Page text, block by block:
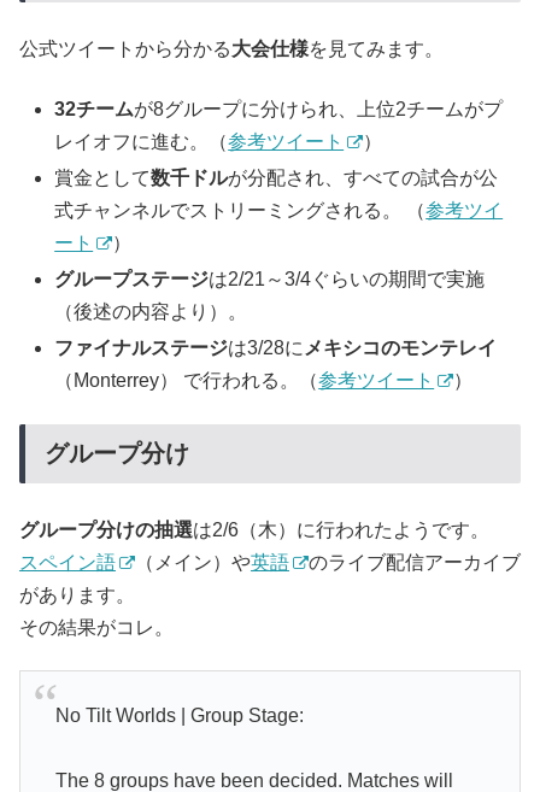
公式ツイートから分かる大会仕様を見てみます。
32チームが8グループに分けられ、上位2チームがプ
レイオフに進む。（参考ツイート
）
賞金として数千ドルが分配され、すべての試合が公
式チャンネルでストリーミングされる。 （参考ツイ
ート
）
グループステージは2/21～3/4ぐらいの期間で実施
（後述の内容より）。
ファイナルステージは3/28に メキシコのモンテレイ
（Monterrey） で行われる。（参考ツイート ）
グループ分け
グループ分けの抽選は2/6（木）に行われたようです。
スペイン語
（メイン）や英語
のライブ配信アーカイブ
があります。
その結果がコレ。
No Tilt Worlds | Group Stage:
The 8 groups have been decided. Matches will